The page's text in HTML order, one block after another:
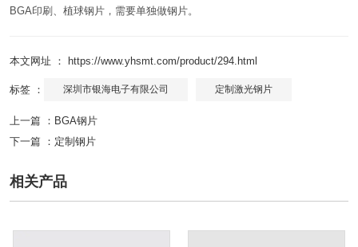
BGA印刷、植球钢片，需要单独做钢片。
本文网址 ： https://www.yhsmt.com/product/294.html
标签 ： 深圳市银海电子有限公司 定制激光钢片
上一篇 ： BGA钢片
下一篇 ： 定制钢片
相关产品